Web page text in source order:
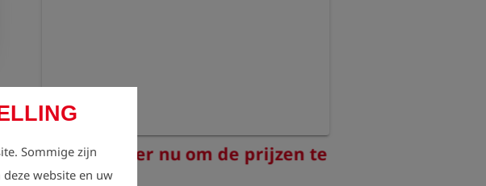
Sommige zijn
website en uw
lockRegistreer nu om de prijzen te
zien.